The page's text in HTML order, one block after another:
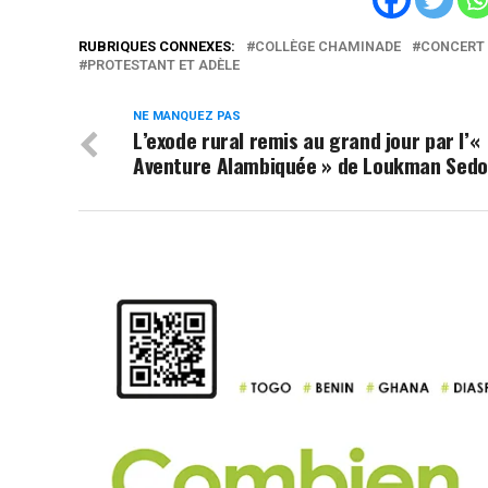
RUBRIQUES CONNEXES: COLLÈGE CHAMINADE
PROTESTANT ET ADÈLE
NE MANQUEZ PAS
L’exode rural remis au grand jour par l’«
Aventure Alambiquée » de Loukman